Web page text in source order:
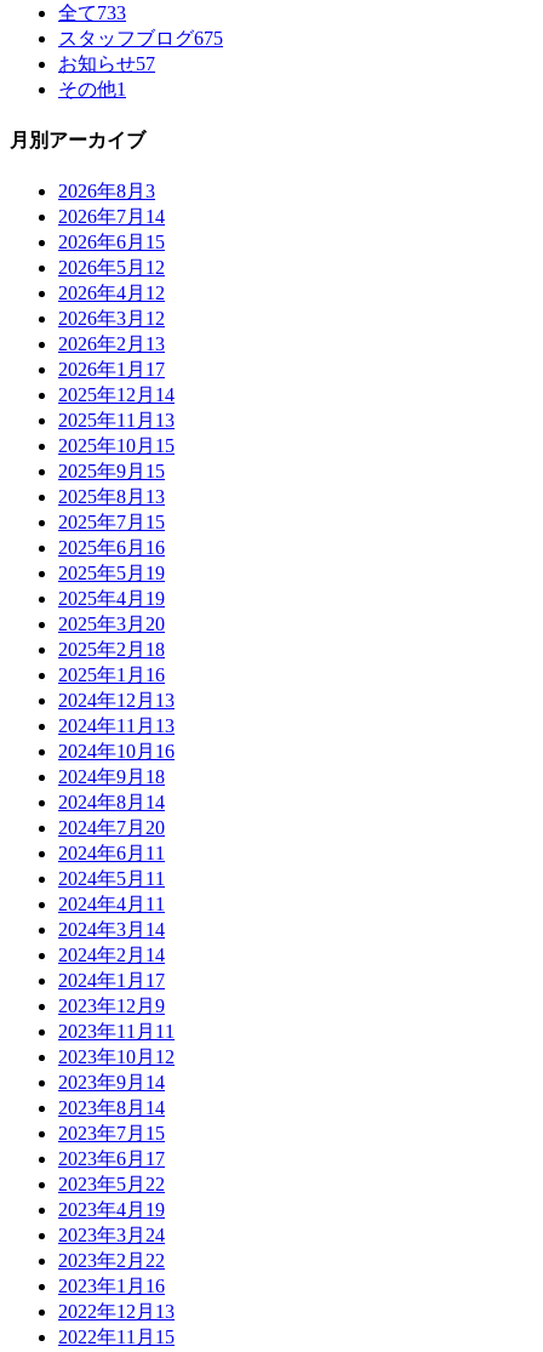
全て733
スタッフブログ675
お知らせ57
その他1
月別アーカイブ
2026年8月 3
2026年7月 14
2026年6月 15
2026年5月 12
2026年4月 12
2026年3月 12
2026年2月 13
2026年1月 17
2025年12月 14
2025年11月 13
2025年10月 15
2025年9月 15
2025年8月 13
2025年7月 15
2025年6月 16
2025年5月 19
2025年4月 19
2025年3月 20
2025年2月 18
2025年1月 16
2024年12月 13
2024年11月 13
2024年10月 16
2024年9月 18
2024年8月 14
2024年7月 20
2024年6月 11
2024年5月 11
2024年4月 11
2024年3月 14
2024年2月 14
2024年1月 17
2023年12月 9
2023年11月 11
2023年10月 12
2023年9月 14
2023年8月 14
2023年7月 15
2023年6月 17
2023年5月 22
2023年4月 19
2023年3月 24
2023年2月 22
2023年1月 16
2022年12月 13
2022年11月 15